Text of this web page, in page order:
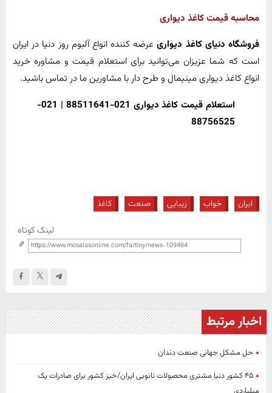
محاسبه قیمت کاغذ دیواری
فروشگاه دنیای کاغذ دیواریعرضه کننده انواع آلبوم روز دنیا در ایران
است که شما عزیزان می‌توانید برای استعلام قیمت و مشاوره خرید
انواع کاغذ دیواری مینیمال و طرح دار با مشاورین ما در تماس باشید.
استعلام قیمت کاغذ دیواری 021-88511641 | 021-
88756525
ایران خواب زیبایی صنعت کاغذ
لینک کوتاه
اخبار مرتبط
حل مشکل جهانی صنعت دندان
۴۵ کشور دنیا مشتری محصولات نانویی ایران/خیز کشور برای صادرات یک